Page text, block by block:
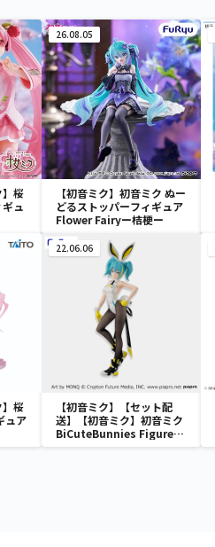
】桜
ュ
26.08.05
【初音ミク】初音ミク ぬー
どるストッパーフィギュア
Flower Fairyー桔梗ー
】桜
ュア
22.06.06
【初音ミク】【セット配
送】【初音ミク】初音ミク
BiCuteBunnies Figure－
ストリートver.－